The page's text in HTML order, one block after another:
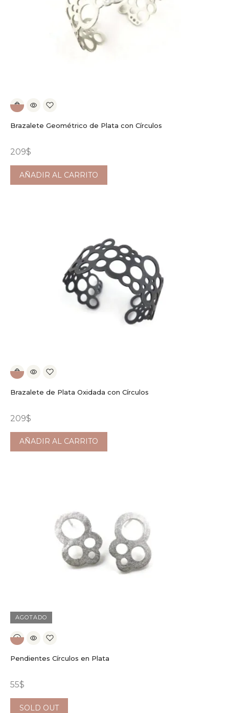
Brazalete Geométrico de Plata con Círculos
209$
AÑADIR AL CARRITO
Brazalete de Plata Oxidada con Círculos
209$
AÑADIR AL CARRITO
AGOTADO
Pendientes Círculos en Plata
55$
SOLD OUT